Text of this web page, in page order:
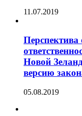
11.07.2019
Новой
версию
05.08.2019